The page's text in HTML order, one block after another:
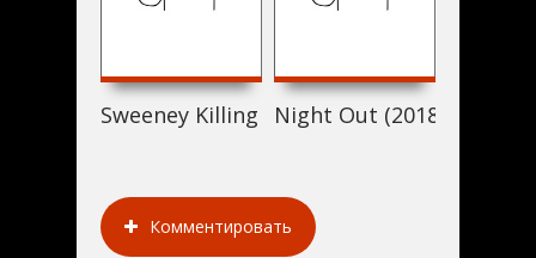
Sweeney Killing Sweeney (2018)
Night Out (2018)
Комментировать